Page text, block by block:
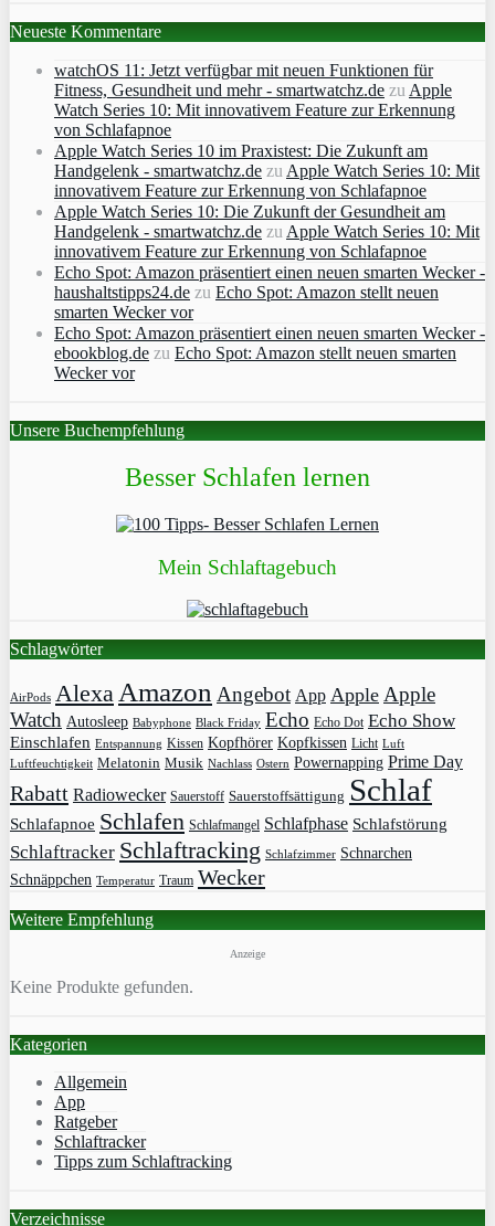
Neueste Kommentare
watchOS 11: Jetzt verfügbar mit neuen Funktionen für
Fitness, Gesundheit und mehr - smartwatchz.de zu Apple
Watch Series 10: Mit innovativem Feature zur Erkennung
von Schlafapnoe
Apple Watch Series 10 im Praxistest: Die Zukunft am
Handgelenk - smartwatchz.de zu Apple Watch Series 10: Mit
innovativem Feature zur Erkennung von Schlafapnoe
Apple Watch Series 10: Die Zukunft der Gesundheit am
Handgelenk - smartwatchz.de zu Apple Watch Series 10: Mit
innovativem Feature zur Erkennung von Schlafapnoe
Echo Spot: Amazon präsentiert einen neuen smarten Wecker -
haushaltstipps24.de zu Echo Spot: Amazon stellt neuen
smarten Wecker vor
Echo Spot: Amazon präsentiert einen neuen smarten Wecker -
ebookblog.de zu Echo Spot: Amazon stellt neuen smarten
Wecker vor
Unsere Buchempfehlung
Besser Schlafen lernen
Mein Schlaftagebuch
Schlagwörter
AirPods AlexaAmazon Angebot App Apple Apple
Watch Autosleep Babyphone Black Friday Echo Echo Dot Echo Show
Einschlafen Entspannung Kissen Kopfhörer Kopfkissen Licht Luft
Luftfeuchtigkeit Melatonin Musik Nachlass Ostern Powernapping Prime Day
Rabatt Radiowecker Sauerstoff Sauerstoffsättigung Schlaf
Schlafapnoe Schlafen Schlafmangel Schlafphase Schlafstörung
Schlaftracker Schlaftracking Schlafzimmer Schnarchen
Schnäppchen Temperatur Traum Wecker
Weitere Empfehlung
Anzeige
Keine Produkte gefunden.
Kategorien
Allgemein
App
Ratgeber
Schlaftracker
Tipps zum Schlaftracking
Verzeichnisse